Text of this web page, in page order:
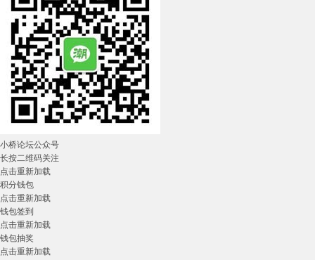
小桥论坛公众号
长按二维码关注
点击重新加载
积分钱包
点击重新加载
钱包签到
点击重新加载
钱包抽奖
点击重新加载